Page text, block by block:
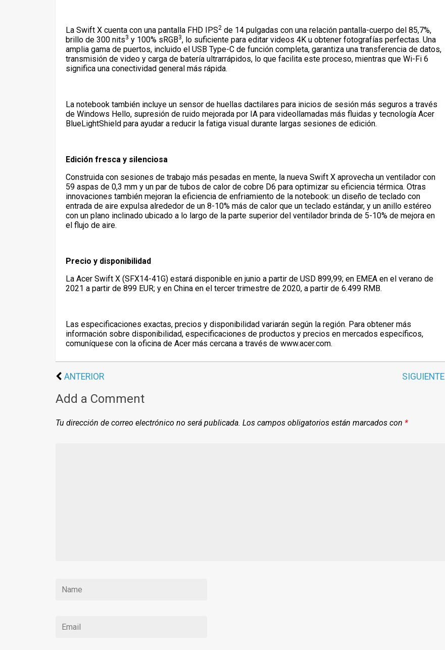
La Swift X cuenta con una pantalla FHD IPS2 de 14 pulgadas con una relación pantalla-cuerpo del 85,7%,
brillo de 300 nits3 y 100% sRGB3, lo suficiente para editar videos 4K u obtener fotografías perfectas. Una
amplia gama de puertos, incluido el USB Type-C de función completa, garantiza una transferencia de datos,
transmisión de video y carga de batería ultrarrápidos, lo que facilita este proceso, mientras que Wi-Fi 6
significa una conectividad general más rápida.
La notebook también incluye un sensor de huellas dactilares para inicios de sesión más seguros a través
de Windows Hello, supresión de ruido mejorada por IA para videollamadas más fluidas y tecnología Acer
BlueLightShield para ayudar a reducir la fatiga visual durante largas sesiones de edición.
Edición fresca y silenciosa
Construida con sesiones de trabajo más pesadas en mente, la nueva Swift X aprovecha un ventilador con
59 aspas de 0,3 mm y un par de tubos de calor de cobre D6 para optimizar su eficiencia térmica. Otras
innovaciones también mejoran la eficiencia de enfriamiento de la notebook: un diseño de teclado con
entrada de aire expulsa alrededor de un 8-10% más de calor que un teclado estándar, y un anillo estéreo
con un plano inclinado ubicado a lo largo de la parte superior del ventilador brinda de 5-10% de mejora en
el flujo de aire.
Precio y disponibilidad
La Acer Swift X (SFX14-41G) estará disponible en junio a partir de USD 899,99; en EMEA en el verano de
2021 a partir de 899 EUR; y en China en el tercer trimestre de 2020, a partir de 6.499 RMB.
Las especificaciones exactas, precios y disponibilidad variarán según la región. Para obtener más
información sobre disponibilidad, especificaciones de productos y precios en mercados específicos,
comuníquese con la oficina de Acer más cercana a través de www.acer.com.
ANTERIOR SIGUIENTE
Add a Comment
Tu dirección de correo electrónico no será publicada. Los campos obligatorios están marcados con *